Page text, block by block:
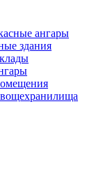
ангары
здания